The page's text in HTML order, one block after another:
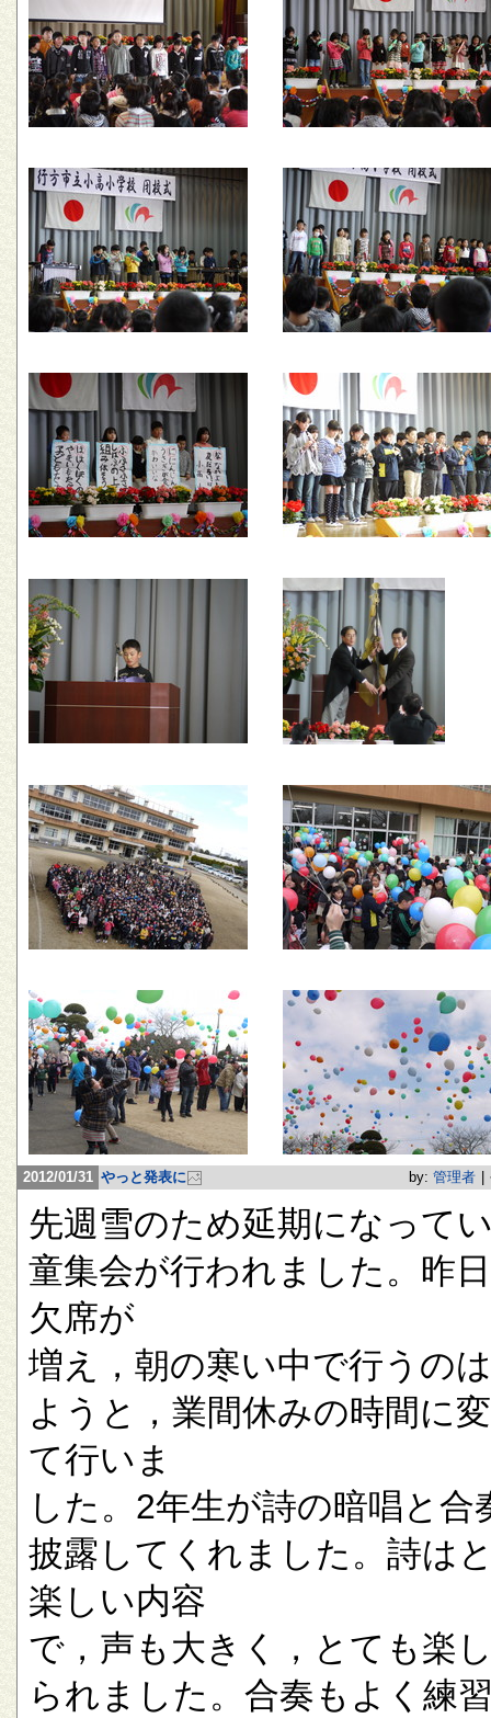
2012/01/31 やっと発表に by: 管理者
先週雪のため延期になって
童集会が行われました。昨
欠席が
増え，朝の寒い中で行うの
ようと，業間休みの時間に
て行いま
した。2年生が詩の暗唱と合
披露してくれました。詩は
楽しい内容
で，声も大きく，とても楽
られました。合奏もよく練